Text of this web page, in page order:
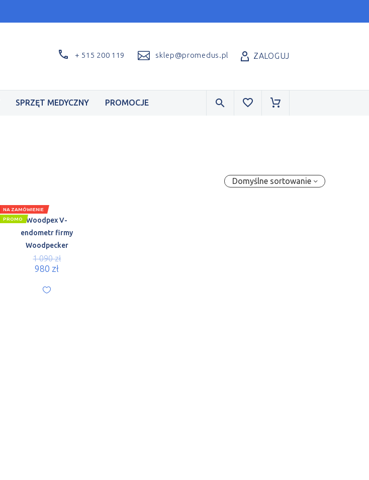
+ 515 200 119 sklep@promedus.pl ZALOGUJ
SPRZĘT MEDYCZNY PROMOCJE
Domyślne sortowanie
NA ZAMÓWIENIE
PROMO
Woodpex V-
endometr firmy
Woodpecker
1 090zł
980 zł